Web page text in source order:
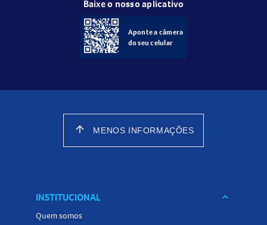
Baixe o nosso aplicativo
Aponte a câmera
do seu celular
arrow_upward MENOS INFORMAÇÕES
INSTITUCIONAL keyboard_arrow_down
Quem somos